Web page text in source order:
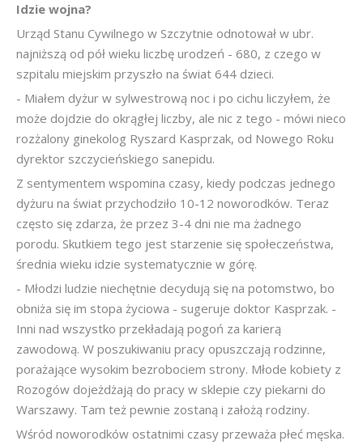
Idzie wojna?
Urząd Stanu Cywilnego w Szczytnie odnotował w ubr.
najniższą od pół wieku liczbę urodzeń - 680, z czego w
szpitalu miejskim przyszło na świat 644 dzieci.
- Miałem dyżur w sylwestrową noc i po cichu liczyłem, że
może dojdzie do okrągłej liczby, ale nic z tego - mówi nieco
rozżalony ginekolog Ryszard Kasprzak, od Nowego Roku
dyrektor szczycieńskiego sanepidu.
Z sentymentem wspomina czasy, kiedy podczas jednego
dyżuru na świat przychodziło 10-12 noworodków. Teraz
często się zdarza, że przez 3-4 dni nie ma żadnego
porodu. Skutkiem tego jest starzenie się społeczeństwa,
średnia wieku idzie systematycznie w górę.
- Młodzi ludzie niechętnie decydują się na potomstwo, bo
obniża się im stopa życiowa - sugeruje doktor Kasprzak. -
Inni nad wszystko przekładają pogoń za karierą
zawodową. W poszukiwaniu pracy opuszczają rodzinne,
porażające wysokim bezrobociem strony. Młode kobiety z
Rozogów dojeżdżają do pracy w sklepie czy piekarni do
Warszawy. Tam też pewnie zostaną i założą rodziny.
Wśród noworodków ostatnimi czasy przeważa płeć męska.